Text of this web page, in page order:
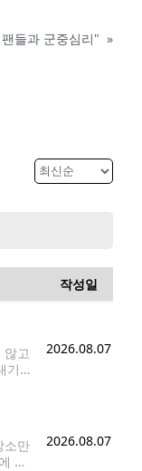
들과 군중심리" »
작성일
고
기
2026.08.07
소만
따
2026.08.07